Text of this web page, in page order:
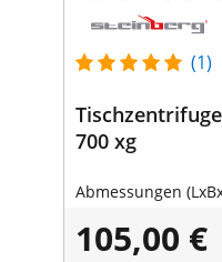
(1)
700 xg
Abmessungen
105,00 €